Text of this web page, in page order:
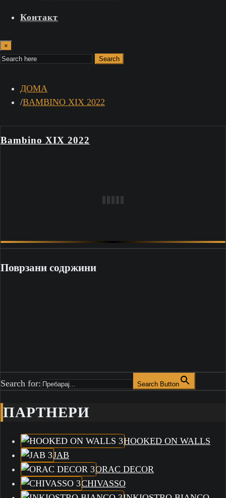
Контакт
×
Search
ДОМА
BAMBINO XIX 2022
Bambino XIX 2022
Поврзани содржини
Search for: Search Button
ПАРТНЕРИ
HOOKED ON WALLS
JAB
ORAC DECOR
CHIVASSO